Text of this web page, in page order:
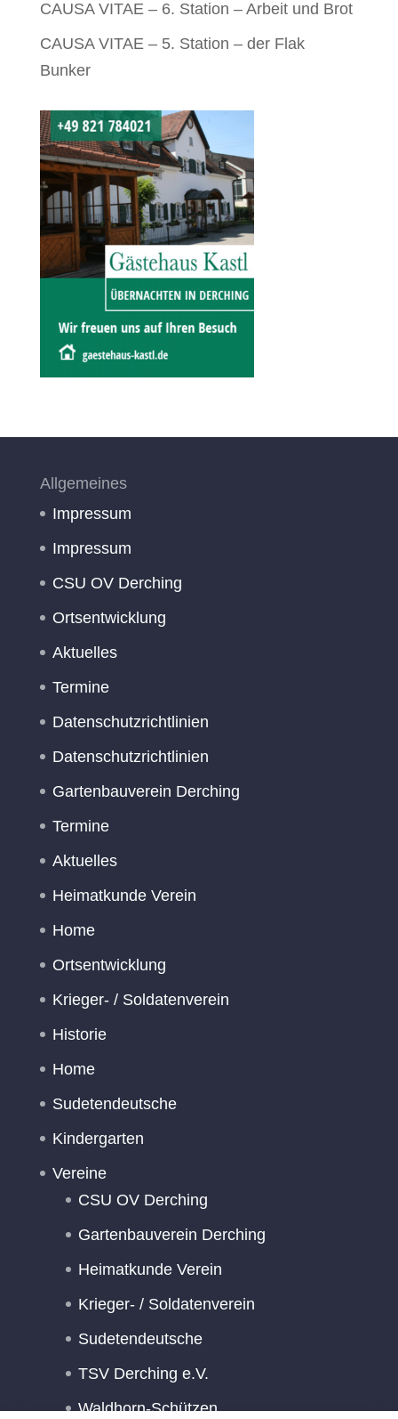
CAUSA VITAE – 6. Station – Arbeit und Brot
CAUSA VITAE – 5. Station – der Flak
Bunker
Allgemeines
Impressum
Impressum
CSU OV Derching
Ortsentwicklung
Aktuelles
Termine
Datenschutzrichtlinien
Datenschutzrichtlinien
Gartenbauverein Derching
Termine
Aktuelles
Heimatkunde Verein
Home
Ortsentwicklung
Krieger- / Soldatenverein
Historie
Home
Sudetendeutsche
Kindergarten
Vereine
CSU OV Derching
Gartenbauverein Derching
Heimatkunde Verein
Krieger- / Soldatenverein
Sudetendeutsche
TSV Derching e.V.
Waldhorn-Schützen